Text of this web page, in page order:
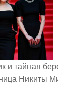
и тайная
Никиты